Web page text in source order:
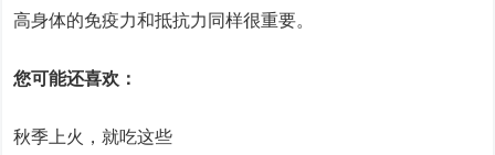
高身体的免疫力和抵抗力同样很重要。
您可能还喜欢：
秋季上火，就吃这些